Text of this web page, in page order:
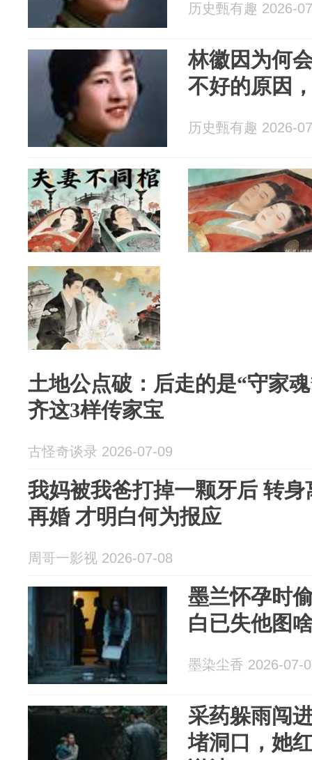
历史甄有趣 2026-
林徽因为何
不好的原因
历史甄有趣 2026-
土地公点破：后走的是“守家
齐这3样传家宝
古怪奇谈录 2026-07-09
我妈被我爸打掉一颗牙后 转
再婚 才明白何为报应
周哥一影视 2026-07-08
墨兰怀孕时
白已失他图
墨染尘香 2026-07-
采药躲雨闯
堵洞口，她